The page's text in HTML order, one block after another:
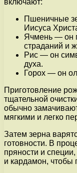
Пшеничные
Иисуса
Ячмень — он
страданий и
Рис — он
духа.
Горох — он
Приготовление
тщательной
обычно
мягкими и легко
Затем зерна
готовности. В
пряности и
и кардамон, чтобы